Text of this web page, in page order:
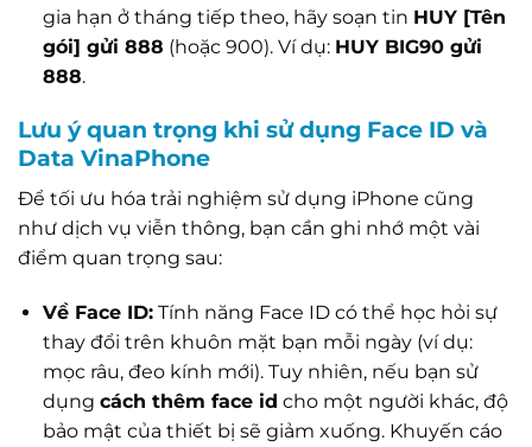
gia hạn ở tháng tiếp theo, hãy soạn tin HUY [Tên
gói] gửi 888 (hoặc 900). Ví dụ: HUY BIG90 gửi
888.
Lưu ý quan trọng khi sử dụng Face ID và
Data VinaPhone
Để tối ưu hóa trải nghiệm sử dụng iPhone cũng
như dịch vụ viễn thông, bạn cần ghi nhớ một vài
điểm quan trọng sau:
Về Face ID:Tính năng Face ID có thể học hỏi sự
thay đổi trên khuôn mặt bạn mỗi ngày (ví dụ:
mọc râu, đeo kính mới). Tuy nhiên, nếu bạn sử
dụng cách thêm face id cho một người khác, độ
bảo mật của thiết bị sẽ giảm xuống. Khuyến cáo